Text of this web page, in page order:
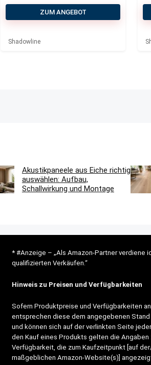
ZUM ANGEBOT
Shadowline
Akustikpaneele aus Eiche richtig
auswählen: Aufbau,
Schallwirkung und Montage
* #Anzeige – „Als Amazon-Partner verdiene
qualifizierten Verkäufen.“
Hinweis zu Preisen und Verfügbarkeiten
Sofern Produktpreise und Verfügbarkeiten
entsprechen diese dem angegebenen
und können sich auf der verlinkten Seite
den Kauf eines Produkts gelten die Angaben
Verfügbarkeit, die zum Kaufzeitpunkt [auf
maßgeblichen Amazon-Website(s)]